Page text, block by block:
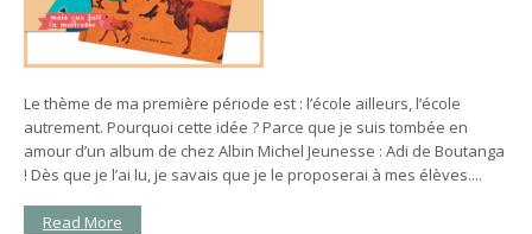
Le thème de ma première période est : l’école ailleurs, l’école
autrement. Pourquoi cette idée ? Parce que je suis tombée en
amour d’un album de chez Albin Michel Jeunesse : Adi de Boutanga
! Dès que je l’ai lu, je savais que je le proposerai à mes élèves....
Read More